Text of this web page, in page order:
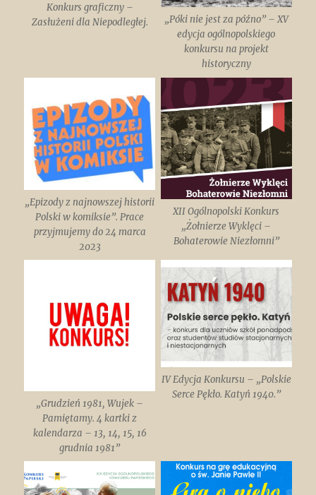
Konkurs graficzny –
Zasłużeni dla Niepodległej.
„Póki nie jest za późno” – XV
edycja ogólnopolskiego
konkursu na projekt
historyczny
„Epizody z najnowszej historii
Polski w komiksie”. Prace
przyjmujemy do 24 marca
2023
XII Ogólnopolski Konkurs
„Żołnierze Wyklęci –
Bohaterowie Niezłomni”
„Grudzień 1981, Wujek –
Pamiętamy. 4 kartki z
kalendarza – 13, 14, 15, 16
grudnia 1981”
IV Edycja Konkursu – „Polskie
Serce Pękło. Katyń 1940.”